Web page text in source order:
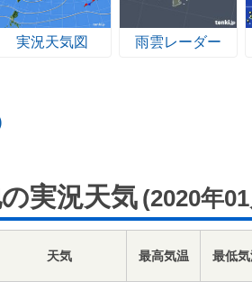
実況天気図 雨雲レーダー
実況天気 (2020年
天気 最高気温 最低